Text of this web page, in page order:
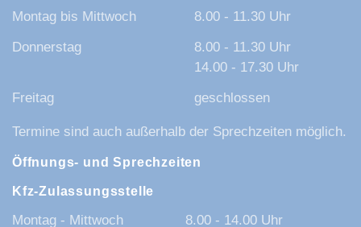
Montag bis Mittwoch
8.00 - 11.30 Uhr
Donnerstag
8.00 - 11.30 Uhr
14.00 - 17.30 Uhr
Freitag
geschlossen
Termine sind auch außerhalb der Sprechzeiten möglich.
Öffnungs- und Sprechzeiten
Kfz-Zulassungsstelle
Montag - Mittwoch 8.00 - 14.00 Uhr